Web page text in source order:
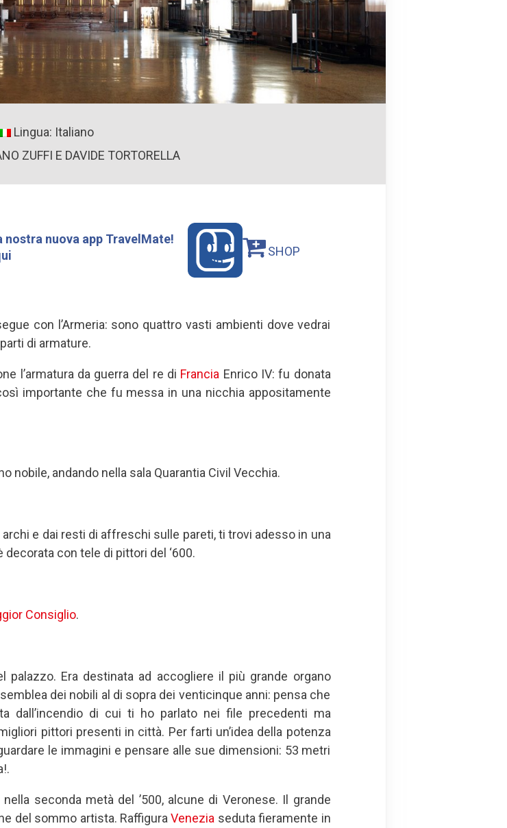
Lingua: Italiano
ZUFFI E DAVIDE TORTORELLA
nuova app TravelMate!
SHOP
con l’Armeria: sono quattro vasti ambienti dove vedrai
di armature.
l’armatura da guerra del re di Francia Enrico IV: fu donata
importante che fu messa in una nicchia appositamente
nobile, andando nella sala Quarantia Civil Vecchia.
e dai resti di affreschi sulle pareti, ti trovi adesso in una
con tele di pittori del ‘600.
Consiglio.
Era destinata ad accogliere il più grande organo
dei nobili al di sopra dei venticinque anni: pensa che
dall’incendio di cui ti ho parlato nei file precedenti ma
pittori presenti in città. Per farti un’idea della potenza
le immagini e pensare alle sue dimensioni: 53 metri
seconda metà del ’500, alcune di Veronese. Il grande
del sommo artista. RaffiguraVenezia seduta fieramente in